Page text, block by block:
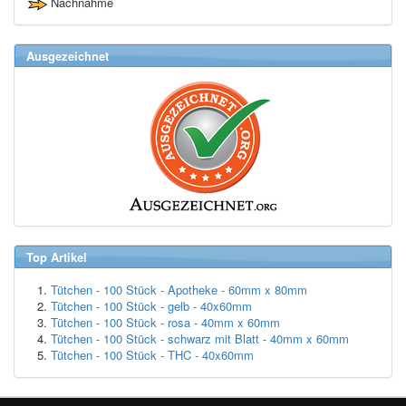
Ausgezeichnet
Top Artikel
Tütchen - 100 Stück - Apotheke - 60mm x 80mm
Tütchen - 100 Stück - gelb - 40x60mm
Tütchen - 100 Stück - rosa - 40mm x 60mm
Tütchen - 100 Stück - schwarz mit Blatt - 40mm x 60mm
Tütchen - 100 Stück - THC - 40x60mm